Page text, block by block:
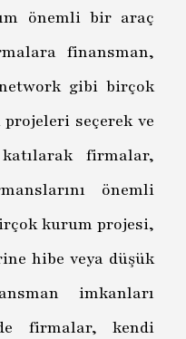
önemli bir araç
finansman,
gibi birçok
seçerek ve
firmalar,
önemli
kurum projesi,
hibe veya düşük
imkanları
firmalar, kendi